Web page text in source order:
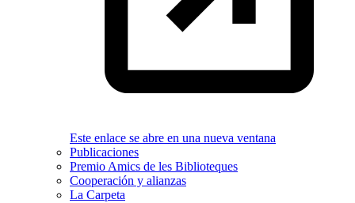
Este enlace se abre en una nueva ventana
Publicaciones
Premio Amics de les Biblioteques
Cooperación y alianzas
La Carpeta